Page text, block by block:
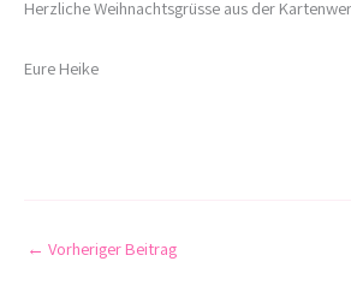
Herzliche Weihnachtsgrüsse aus der
Eure Heike
← Vorheriger Beitrag